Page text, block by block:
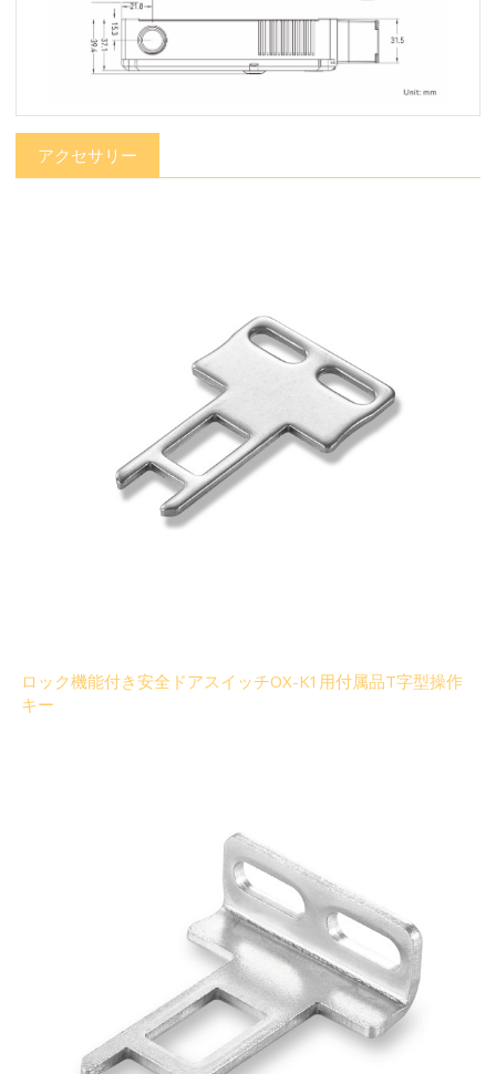
アクセサリー
ロック機能付き安全ドアスイッチOX-K1用付属品T字型操作
キー